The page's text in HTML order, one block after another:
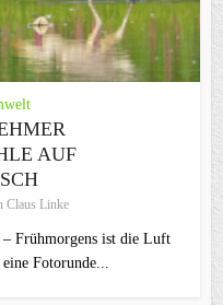
AUF
Claus Linke
– Frühmorgens ist die Luft
Fotorunde...